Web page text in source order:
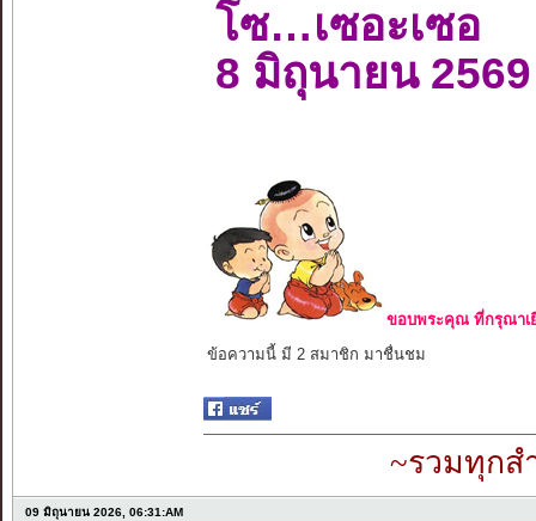
โซ…เซอะเซอ
8 มิถุนายน 2569
ขอบพระคุณ ที่กรุณาเ
ข้อความนี้ มี 2 สมาชิก มาชื่นชม
~รวมทุกส
09 มิถุนายน 2026, 06:31:AM